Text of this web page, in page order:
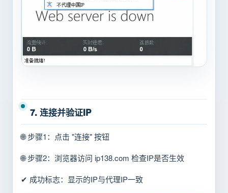
7. 连接并验证IP
🌐 步骤1：点击 "连接" 按钮
🌐 步骤2：浏览器访问 ip138.com 检查IP是否生效
✔ 成功标志：显示的IP与代理IP一致